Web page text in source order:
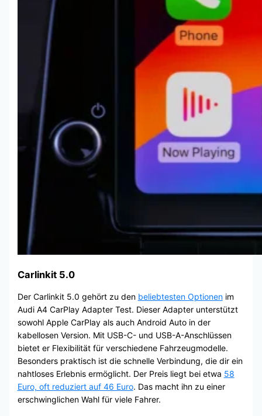
Carlinkit 5.0
Der Carlinkit 5.0 gehört zu den beliebtesten Optionenim
Audi A4 CarPlay Adapter Test. Dieser Adapter unterstützt
sowohl Apple CarPlay als auch Android Auto in der
kabellosen Version. Mit USB-C- und USB-A-Anschlüssen
bietet er Flexibilität für verschiedene Fahrzeugmodelle.
Besonders praktisch ist die schnelle Verbindung, die dir ein
nahtloses Erlebnis ermöglicht. Der Preis liegt bei etwa 58
Euro, oft reduziert auf 46 Euro. Das macht ihn zu einer
erschwinglichen Wahl für viele Fahrer.